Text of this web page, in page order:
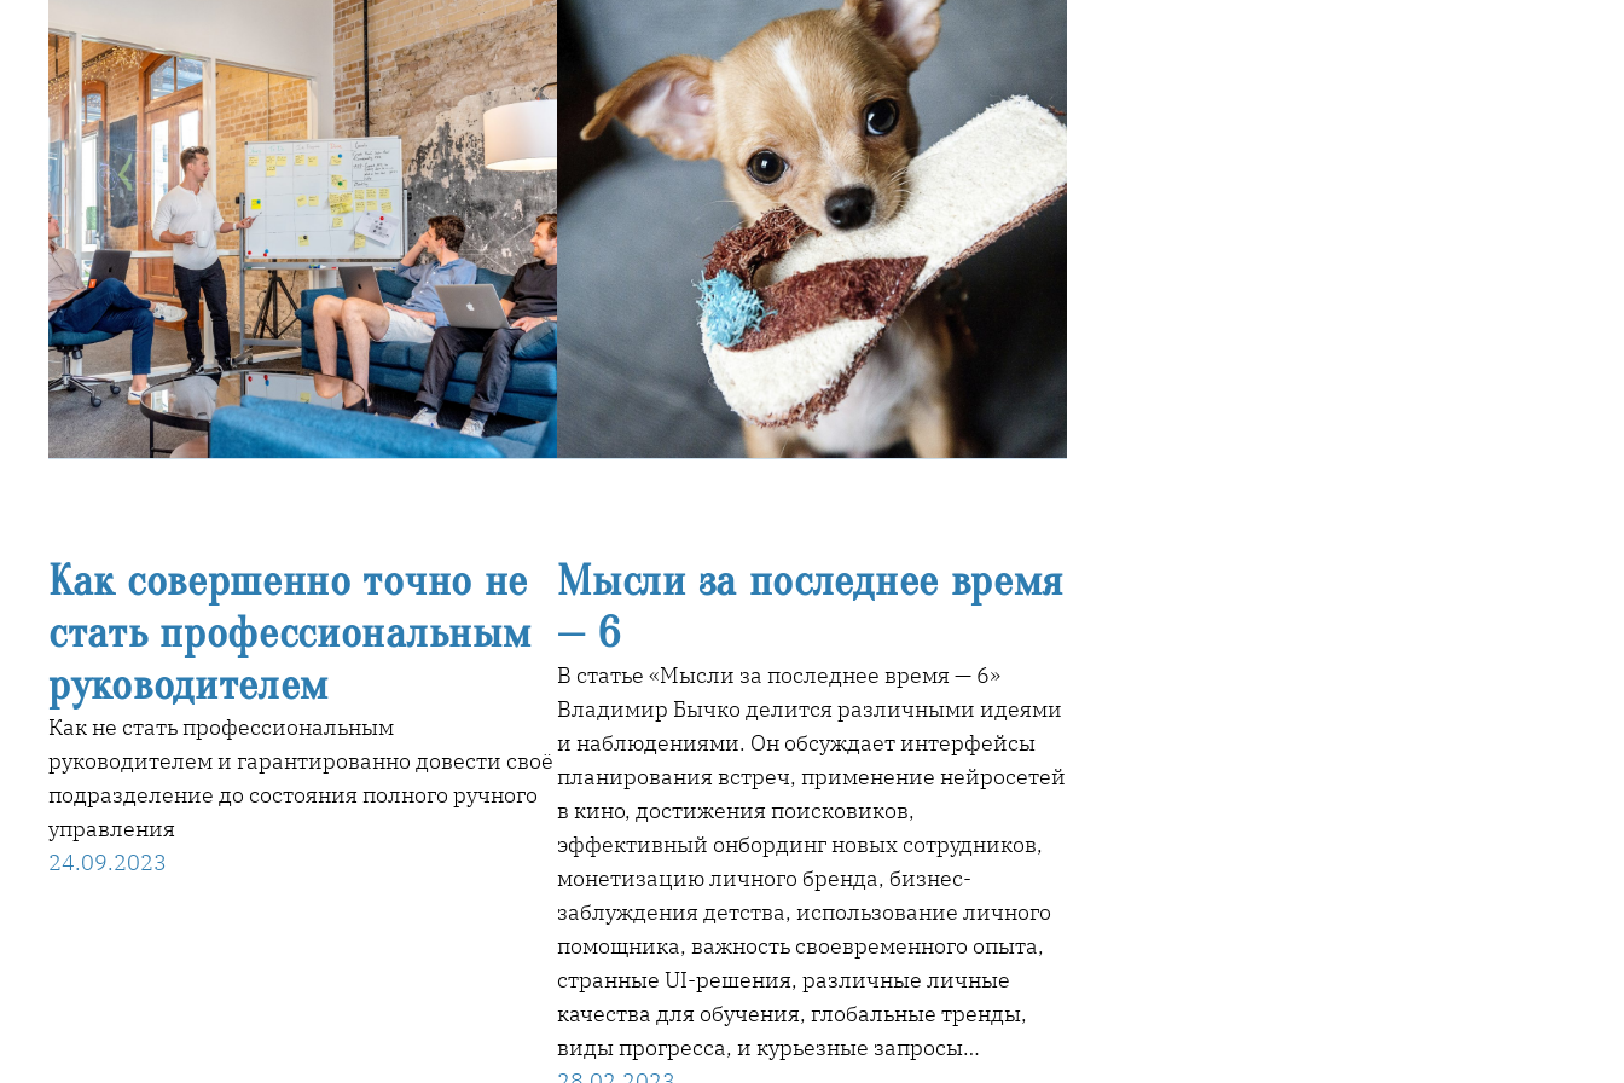
Как совершенно точно не
стать профессиональным
руководителем
Как не стать профессиональным
руководителем и гарантированно довести своё
подразделение до состояния полного ручного
управления
24.09.2023
Мысли за последнее время
— 6
В статье «Мысли за последнее время — 6»
Владимир Бычко делится различными идеями
и наблюдениями. Он обсуждает интерфейсы
планирования встреч, применение нейросетей
в кино, достижения поисковиков,
эффективный онбординг новых сотрудников,
монетизацию личного бренда, бизнес-
заблуждения детства, использование личного
помощника, важность своевременного опыта,
странные UI-решения, различные личные
качества для обучения, глобальные тренды,
виды прогресса, и курьезные запросы…